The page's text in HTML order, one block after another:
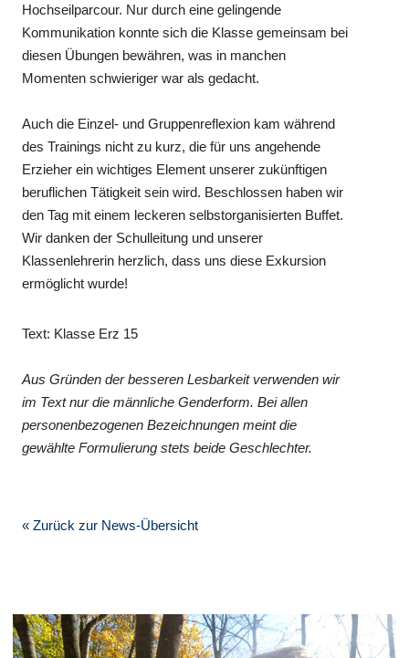
Hochseilparcour. Nur durch eine gelingende
Kommunikation konnte sich die Klasse gemeinsam bei
diesen Übungen bewähren, was in manchen
Momenten schwieriger war als gedacht.
Auch die Einzel- und Gruppenreflexion kam während
des Trainings nicht zu kurz, die für uns angehende
Erzieher ein wichtiges Element unserer zukünftigen
beruflichen Tätigkeit sein wird. Beschlossen haben wir
den Tag mit einem leckeren selbstorganisierten Buffet.
Wir danken der Schulleitung und unserer
Klassenlehrerin herzlich, dass uns diese Exkursion
ermöglicht wurde!
Text: Klasse Erz 15
Aus Gründen der besseren Lesbarkeit verwenden wir
im Text nur die männliche Genderform. Bei allen
personenbezogenen Bezeichnungen meint die
gewählte Formulierung stets beide Geschlechter.
« Zurück zur News-Übersicht